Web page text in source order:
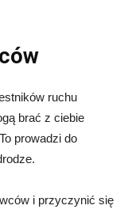
ruchu
brać z ciebie
prowadzi do
i przyczynić się